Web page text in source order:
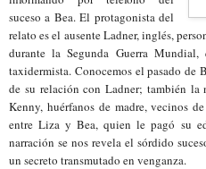
suceso a Bea. El protagonista del
relato es el ausente Ladner, inglés,
durante la Segunda Guerra
taxidermista. Conocemos el pasado
de su relación con Ladner; también
Kenny, huérfanos de madre, vecinos
entre Liza y Bea, quien le pagó su
narración se nos revela el sórdido
un secreto transmutado en venganza.